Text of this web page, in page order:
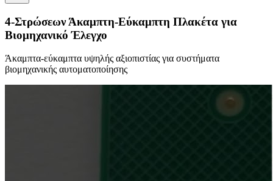
4-Στρώσεων Άκαμπτη-Εύκαμπτη Πλακέτα για
Βιομηχανικό Έλεγχο
Άκαμπτα-εύκαμπτα υψηλής αξιοπιστίας για συστήματα
βιομηχανικής αυτοματοποίησης